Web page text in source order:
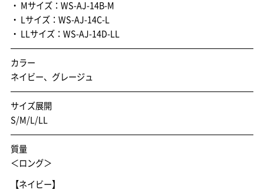
・ Mサイズ：WS-AJ-14B-M
・ Lサイズ：WS-AJ-14C-L
・ LLサイズ：WS-AJ-14D-LL
カラー
ネイビー、グレージュ
サイズ展開
S/M/L/LL
質量
＜ロング＞
【ネイビー】